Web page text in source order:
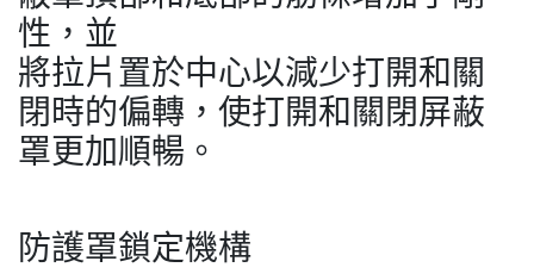
性，並
將拉片置於中心以減少打開和關
閉時的偏轉，使打開和關閉屏蔽
罩更加順暢。
防護罩鎖定機構